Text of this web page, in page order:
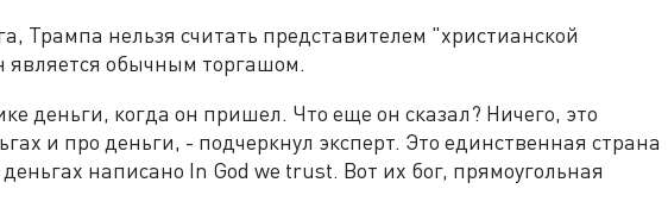
Трампа нельзя считать представителем "христианской
является обычным торгашом.
деньги, когда он пришел. Что еще он сказал? Ничего, это
и про деньги, - подчеркнул эксперт. Это единственная страна
написано In God we trust. Вот их бог, прямоугольная